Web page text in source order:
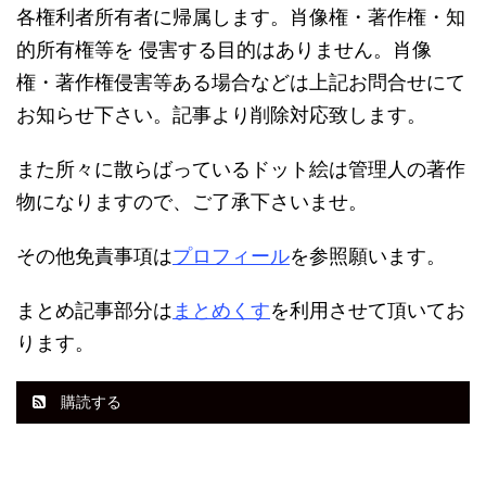
各権利者所有者に帰属します。肖像権・著作権・知
的所有権等を 侵害する目的はありません。肖像
権・著作権侵害等ある場合などは上記お問合せにて
お知らせ下さい。記事より削除対応致します。
また所々に散らばっているドット絵は管理人の著作
物になりますので、ご了承下さいませ。
その他免責事項はプロフィールを参照願います。
まとめ記事部分は まとめくすを利用させて頂いてお
ります。
購読する